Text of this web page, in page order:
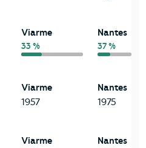
Viarme
33 %
Nantes
37 %
Viarme
1957
Nantes
1975
Viarme Nantes